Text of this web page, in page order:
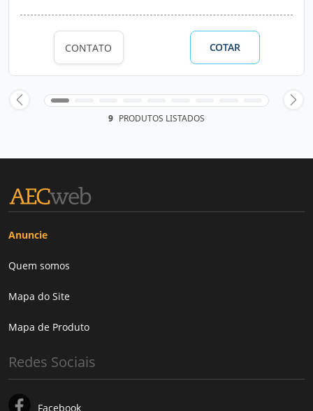
CONTATO COTAR
9 PRODUTOS LISTADOS
Anuncie
Quem somos
Mapa do Site
Mapa de Produto
Redes Sociais
Facebook